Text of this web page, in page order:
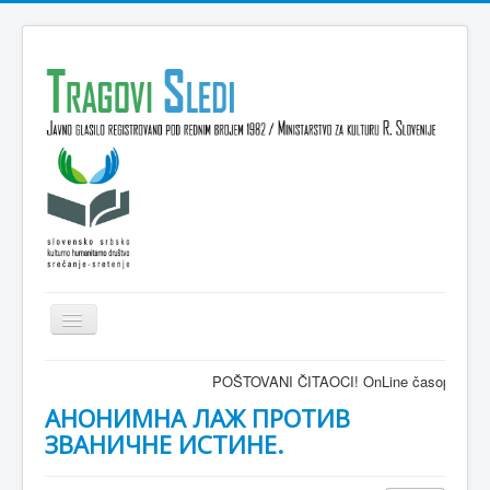
Isključi
navigaciju
VESTI
KULTURA
POŠTOVANI ČITAOCI! OnLine časopis
АНОНИМНА ЛАЖ ПРОТИВ
ЗВАНИЧНЕ ИСТИНЕ.